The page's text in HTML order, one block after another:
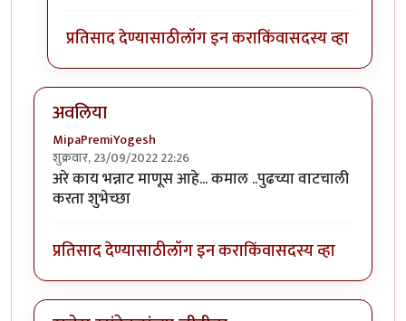
प्रतिसाद देण्यासाठीलॉग इन कराकिंवासदस्य व्हा
अवलिया
MipaPremiYogesh
शुक्रवार, 23/09/2022 22:26
अरे काय भन्नाट माणूस आहे... कमाल ..पुढच्या वाटचाली
करता शुभेच्छा
प्रतिसाद देण्यासाठीलॉग इन कराकिंवासदस्य व्हा